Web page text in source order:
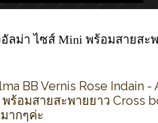
อัลม่า ไซส์ Mini พร้อมสายสะ
BB Vernis Rose Indain -
พร้อมสายสะพายยาว Cross
ากๆค่ะ